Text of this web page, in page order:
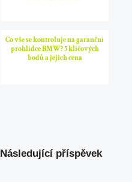
Co vše se kontroluje na garanční
prohlídce BMW? 5 klíčových
bodů a jejich cena
Následující příspěvek